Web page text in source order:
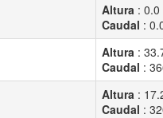
Altura : 0.0
Caudal :
Altura :
Caudal :
Altura :
Caudal :